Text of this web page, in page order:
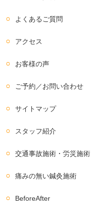
よくあるご質問
アクセス
お客様の声
ご予約／お問い合わせ
サイトマップ
スタッフ紹介
交通事故施術・労災施術
痛みの無い鍼灸施術
BeforeAfter